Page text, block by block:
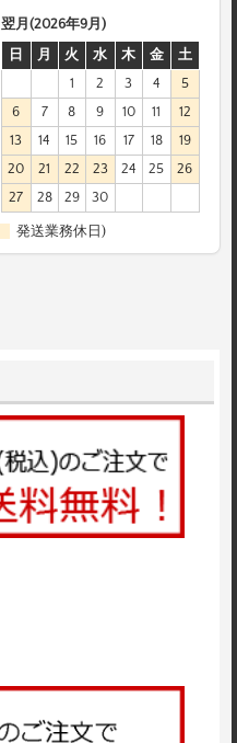
翌月(2026年9月)
日
月 火 水 木 金
土
1
2 3 4
5
6
7 8 9 10 11
12
13
14 15 16 17 18
19
20
21 22 23 24 25
26
27
28 29 30
発送業務休日)